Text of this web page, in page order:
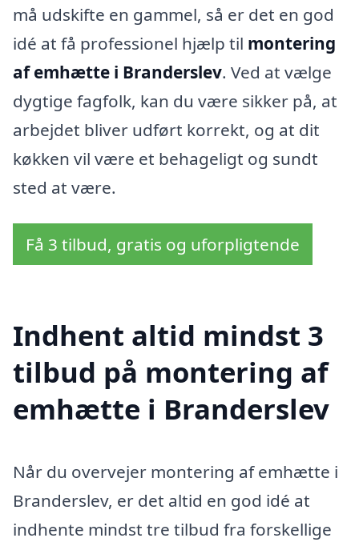
må udskifte en gammel, så er det en god
idé at få professionel hjælp til montering
af emhætte i Branderslev. Ved at vælge
dygtige fagfolk, kan du være sikker på, at
arbejdet bliver udført korrekt, og at dit
køkken vil være et behageligt og sundt
sted at være.
Få 3 tilbud, gratis og uforpligtende
Indhent altid mindst 3
tilbud på montering af
emhætte i Branderslev
Når du overvejer montering af emhætte i
Branderslev, er det altid en god idé at
indhente mindst tre tilbud fra forskellige